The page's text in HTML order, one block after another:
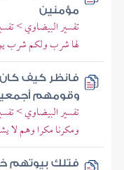
مؤمنين
تفسير البيضاوي >
لها شرب ولكم شرب
فانظر كيف
وقومهم
تفسير البيضاوي >
ومكرنا مكرا وهم لا
فتلك بيوتهم